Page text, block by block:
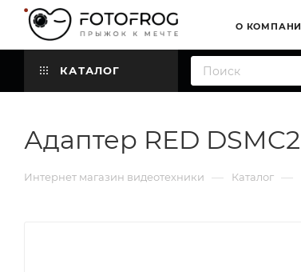
О
КАТАЛОГ
Адаптер RED
Интернет магазин видеотехники — Каталог —